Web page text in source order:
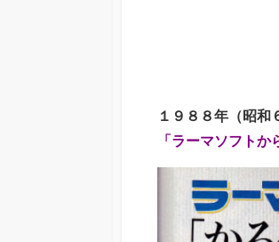
１９８８年（昭
「ラーマソフト